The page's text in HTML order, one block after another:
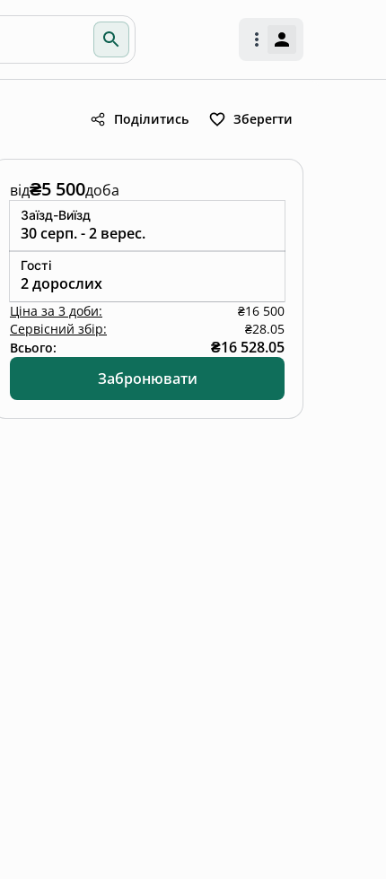
Поділитись Зберегти
від₴5 500доба
Заїзд-Виїзд
30 серп. - 2 верес.
Гості
2 дорослих
Ціна за 3 доби:
₴16 500
Сервісний збір:
₴28.05
Всього:
₴16 528.05
Забронювати